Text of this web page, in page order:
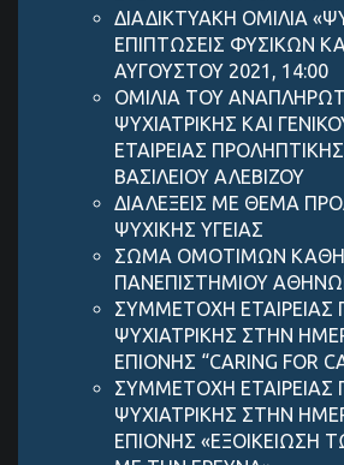
ΔΙΑΔΙΚΤΥΑΚΗ ΟΜΙΛΙΑ
ΕΠΙΠΤΩΣΕΙΣ ΦΥΣΙΚΩΝ
ΑΥΓΟΥΣΤΟΥ 2021, 14:00
ΟΜΙΛΙΑ ΤΟΥ
ΨΥΧΙΑΤΡΙΚΗΣ ΚΑΙ
ΕΤΑΙΡΕΙΑΣ
ΒΑΣΙΛΕΙΟΥ ΑΛΕΒΙΖΟΥ
ΔΙΑΛΕΞΕΙΣ ΜΕ ΘΕΜΑ
ΨΥΧΙΚΗΣ ΥΓΕΙΑΣ
ΣΩΜΑ ΟΜΟΤΙΜΩΝ
ΠΑΝΕΠΙΣΤΗΜΙΟΥ
ΣΥΜΜΕΤΟΧΗ ΕΤΑΙΡΕΙΑΣ
ΨΥΧΙΑΤΡΙΚΗΣ ΣΤΗΝ
ΕΠΙΟΝΗΣ “CARING FOR
ΣΥΜΜΕΤΟΧΗ ΕΤΑΙΡΕΙΑΣ
ΨΥΧΙΑΤΡΙΚΗΣ ΣΤΗΝ
ΕΠΙΟΝΗΣ «ΕΞΟΙΚΕΙΩΣΗ